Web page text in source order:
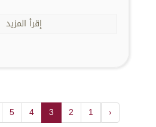
إقرأ المزيد
‹
1
2
3
4
5